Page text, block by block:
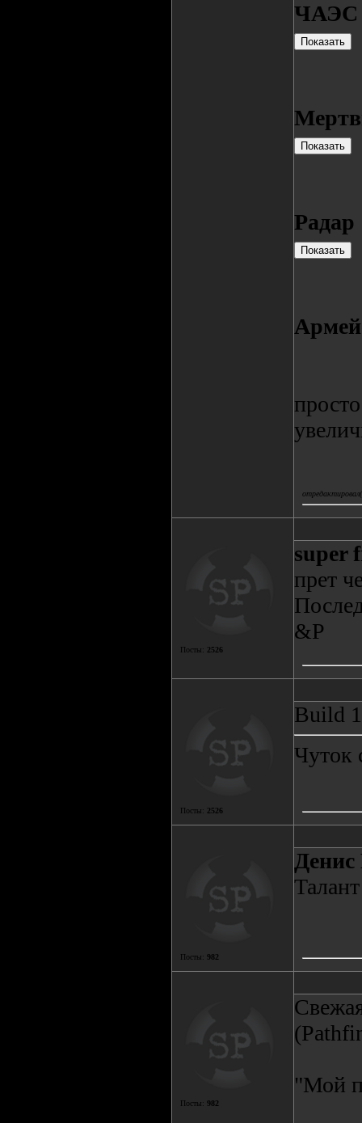
ЧАЭС
Радар
Посты: 2526
super
прет
&P
Посты: 2526
Build
Чуток
Посты: 982
Денис
Посты: 982
"Мой